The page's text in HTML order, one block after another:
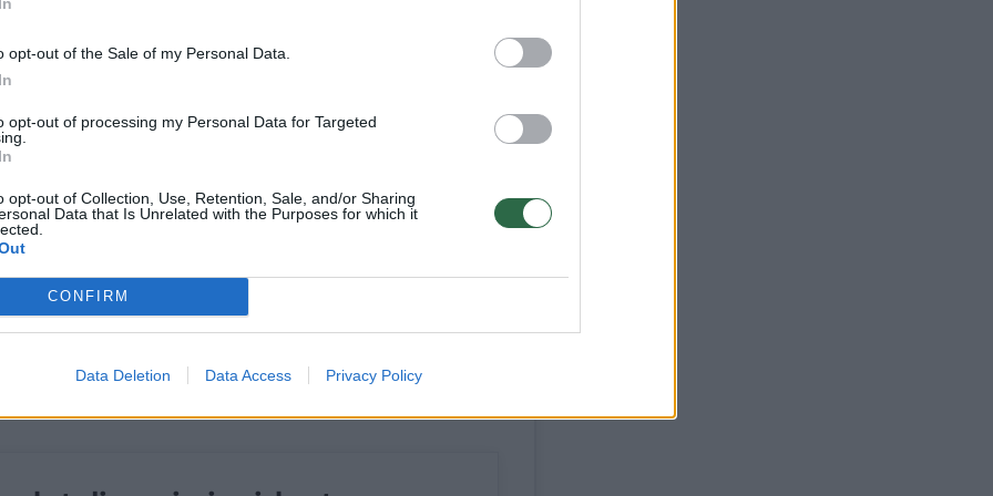
opt-out of the Sale of my Personal Data.
opt-out of processing my Personal Data for Targeted
opt-out of Collection, Use, Retention, Sale, and/or Sharing
Data that Is Unrelated with the Purposes for which it
CONFIRM
Data Deletion Data Access Privacy Policy
kitą savaitę Paryžiuje sušauksiąs šalių,
drauge su Ukraina parengto tvirtos ir tvarios
vadų susitikimą.
6-osios naujienos